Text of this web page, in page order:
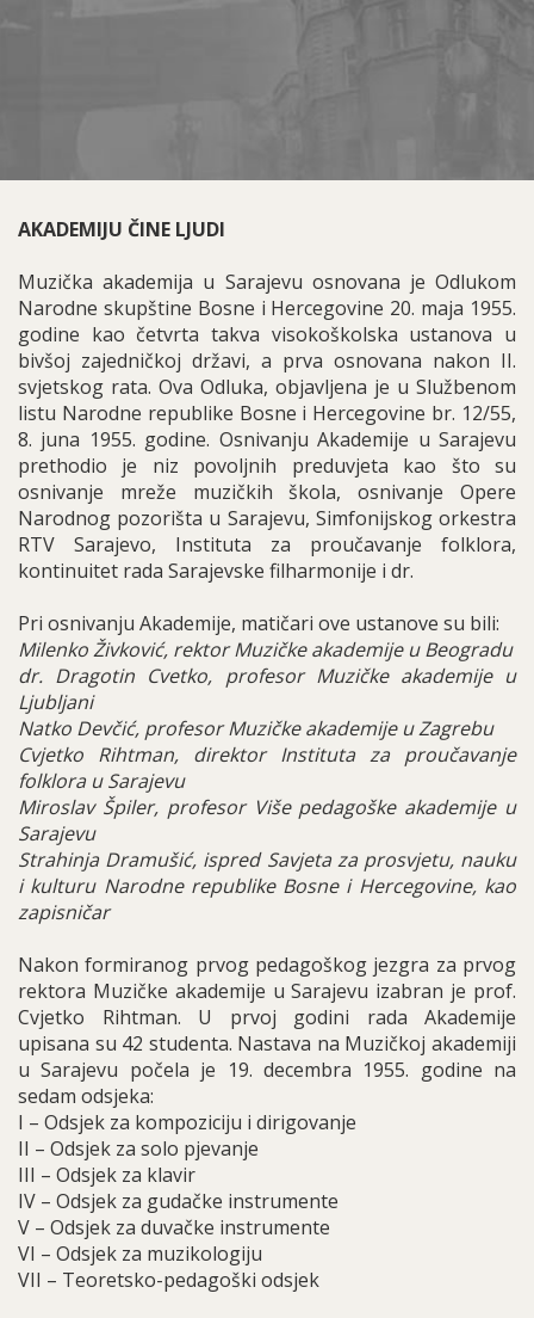
AKADEMIJU ČINE LJUDI
Muzička akademija u Sarajevu osnovana je Odlukom
Narodne skupštine Bosne i Hercegovine 20. maja 1955.
godine kao četvrta takva visokoškolska ustanova u
bivšoj zajedničkoj državi, a prva osnovana nakon II.
svjetskog rata. Ova Odluka, objavljena je u Službenom
listu Narodne republike Bosne i Hercegovine br. 12/55,
8. juna 1955. godine. Osnivanju Akademije u Sarajevu
prethodio je niz povoljnih preduvjeta kao što su
osnivanje mreže muzičkih škola, osnivanje Opere
Narodnog pozorišta u Sarajevu, Simfonijskog orkestra
RTV Sarajevo, Instituta za proučavanje folklora,
kontinuitet rada Sarajevske filharmonije i dr.
Pri osnivanju Akademije, matičari ove ustanove su bili:
Milenko Živković, rektor Muzičke akademije u Beogradu
dr. Dragotin Cvetko, profesor Muzičke akademije u
Ljubljani
Natko Devčić, profesor Muzičke akademije u Zagrebu
Cvjetko Rihtman, direktor Instituta za proučavanje
folklora u Sarajevu
Miroslav Špiler, profesor Više pedagoške akademije u
Sarajevu
Strahinja Dramušić, ispred Savjeta za prosvjetu, nauku
i kulturu Narodne republike Bosne i Hercegovine, kao
zapisničar
Nakon formiranog prvog pedagoškog jezgra za prvog
rektora Muzičke akademije u Sarajevu izabran je prof.
Cvjetko Rihtman. U prvoj godini rada Akademije
upisana su 42 studenta. Nastava na Muzičkoj akademiji
u Sarajevu počela je 19. decembra 1955. godine na
sedam odsjeka:
I – Odsjek za kompoziciju i dirigovanje
II – Odsjek za solo pjevanje
III – Odsjek za klavir
IV – Odsjek za gudačke instrumente
V – Odsjek za duvačke instrumente
VI – Odsjek za muzikologiju
VII – Teoretsko-pedagoški odsjek